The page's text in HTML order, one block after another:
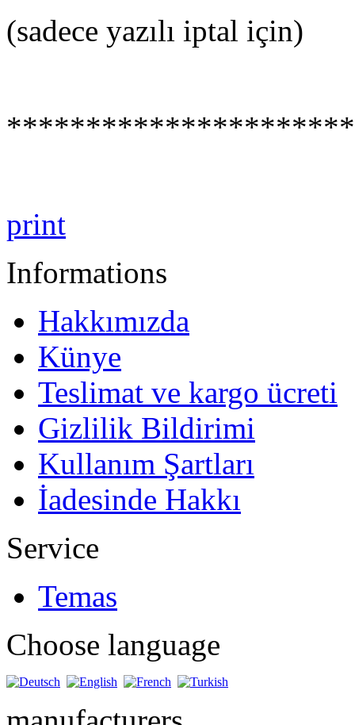
(sadece yazılı iptal için)
print
Informations
Hakkımızda
Künye
Teslimat ve kargo ücreti
Gizlilik Bildirimi
Kullanım Şartları
İadesinde Hakkı
Service
Temas
Choose language